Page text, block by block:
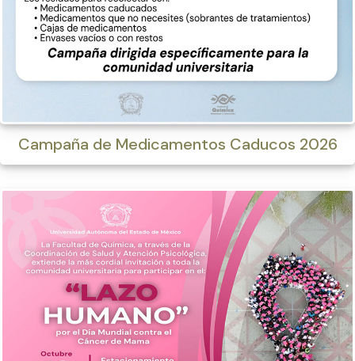
Campaña de Medicamentos Caducos 2026